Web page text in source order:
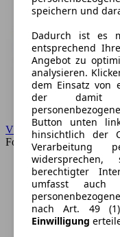
VW
Forum
speichern und
Dadurch ist es
entsprechend
Angebot zu
analysieren.
dem Einsatz von
der damit
Button unten
hinsichtlich der
Verarbeitung
berechtigter
umfasst auch
nach Art. 49
Einwilligung